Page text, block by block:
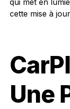
qui met en
cette mise à
Une